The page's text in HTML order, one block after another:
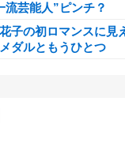
芸能人”ピンチ？
子の初ロマンスに見
ダルともうひとつ